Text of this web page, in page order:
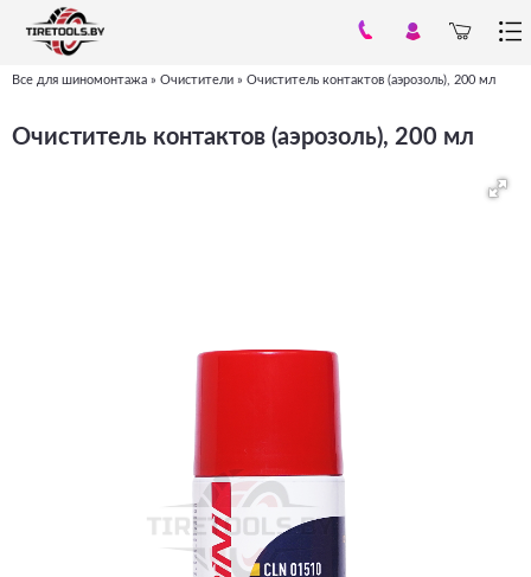
здесь
Все для шиномонтажа » Очистители » Очиститель контактов (аэрозоль), 200 мл
Очиститель контактов (аэрозоль), 200 мл